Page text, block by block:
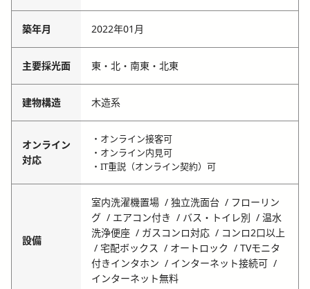
築年月 2022年01月
主要採光面 東・北・南東・北東
建物構造 木造系
オンライン
対応
・オンライン接客可
・オンライン内見可
・IT重説（オンライン契約）可
設備
室内洗濯機置場 独立洗面台
フローリン
グ
エアコン付き バス・トイレ別
温水
洗浄便座
ガスコンロ対応
コンロ2口以上
宅配ボックス
オートロック
TVモニタ
付きインタホン
インターネット接続可
インターネット無料